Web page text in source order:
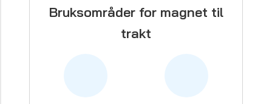
Bruksområder for magnet til
trakt